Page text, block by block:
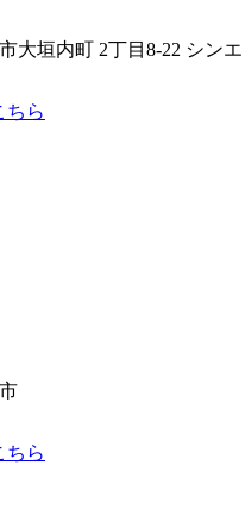
大垣内町 2丁目8-22 シンエ
ちら
ちら